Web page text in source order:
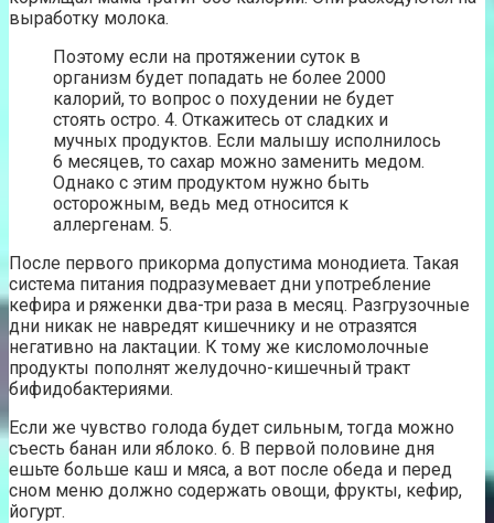
выработку молока.
Поэтому если на протяжении суток в
организм будет попадать не более 2000
калорий, то вопрос о похудении не будет
стоять остро. 4. Откажитесь от сладких и
мучных продуктов. Если малышу исполнилось
6 месяцев, то сахар можно заменить медом.
Однако с этим продуктом нужно быть
осторожным, ведь мед относится к
аллергенам. 5.
После первого прикорма допустима монодиета. Такая
система питания подразумевает дни употребление
кефира и ряженки два-три раза в месяц. Разгрузочные
дни никак не навредят кишечнику и не отразятся
негативно на лактации. К тому же кисломолочные
продукты пополнят желудочно-кишечный тракт
бифидобактериями.
Если же чувство голода будет сильным, тогда можно
съесть банан или яблоко. 6. В первой половине дня
ешьте больше каш и мяса, а вот после обеда и перед
сном меню должно содержать овощи, фрукты, кефир,
йогурт.